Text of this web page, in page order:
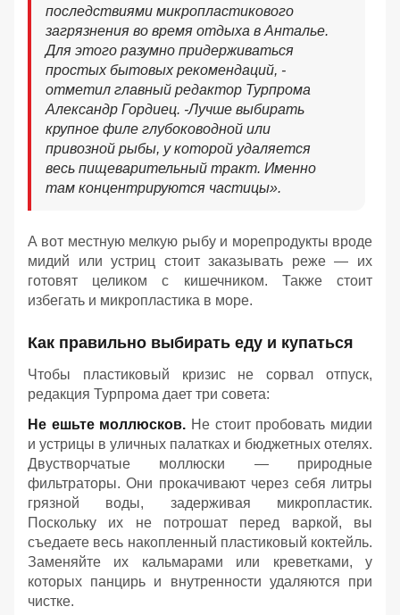
последствиями микропластикового
загрязнения во время отдыха в Анталье.
Для этого разумно придерживаться
простых бытовых рекомендаций, -
отметил главный редактор Турпрома
Александр Гордиец. -Лучше выбирать
крупное филе глубоководной или
привозной рыбы, у которой удаляется
весь пищеварительный тракт. Именно
там концентрируются частицы».
А вот местную мелкую рыбу и морепродукты вроде
мидий или устриц стоит заказывать реже — их
готовят целиком с кишечником. Также стоит
избегать и микропластика в море.
Как правильно выбирать еду и купаться
Чтобы пластиковый кризис не сорвал отпуск,
редакция Турпрома дает три совета:
Не ешьте моллюсков. Не стоит пробовать мидии
и устрицы в уличных палатках и бюджетных отелях.
Двустворчатые моллюски — природные
фильтраторы. Они прокачивают через себя литры
грязной воды, задерживая микропластик.
Поскольку их не потрошат перед варкой, вы
съедаете весь накопленный пластиковый коктейль.
Заменяйте их кальмарами или креветками, у
которых панцирь и внутренности удаляются при
чистке.